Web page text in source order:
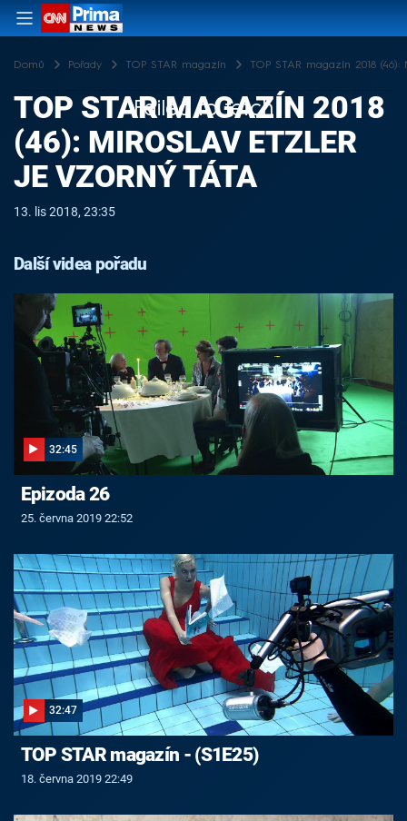
Domů Pořady TOP STAR magazín TOP STAR magazín 2018
Failed to fetch
TOP STAR MAGAZÍN 2018
(46): MIROSLAV ETZLER
JE VZORNÝ TÁTA
13. lis 2018, 23:35
Další videa pořadu
32:45
Epizoda 26
25. června 2019 22:52
32:47
TOP STAR magazín - (S1E25)
18. června 2019 22:49